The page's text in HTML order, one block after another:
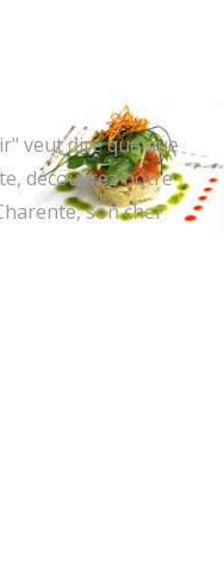
veut dire quelque
découvrez notre
son chef